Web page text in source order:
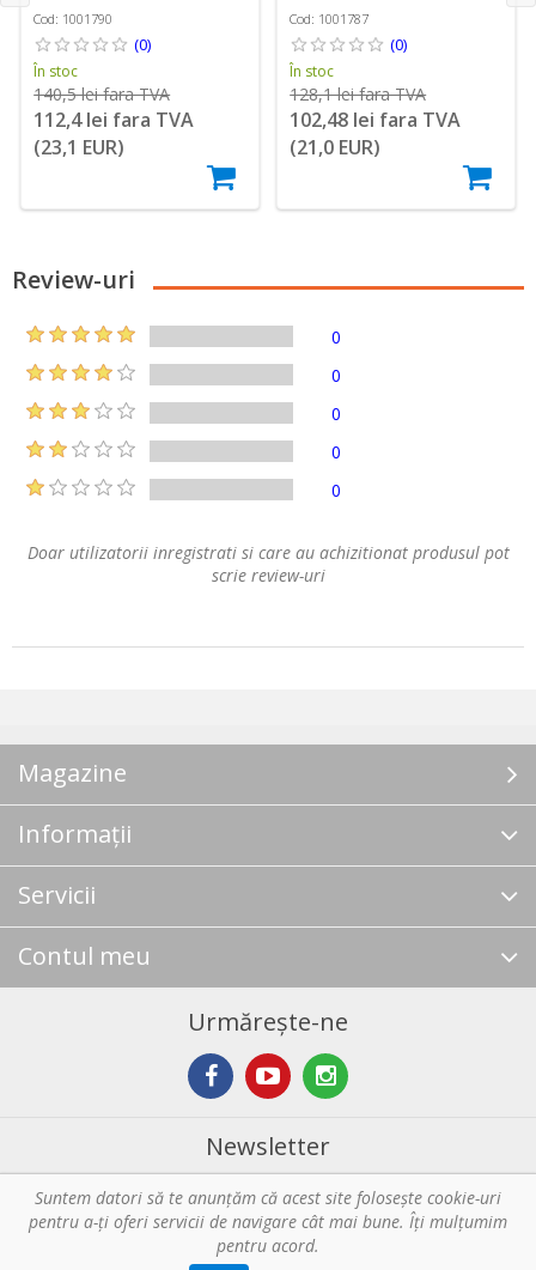
Cod: 1001790
(0)
În stoc
140,5 lei fara TVA
112,4 lei fara TVA
(23,1 EUR)
Cod: 1001787
(0)
În stoc
128,1 lei fara TVA
102,48 lei fara TVA
(21,0 EUR)
Review-uri
0
0
0
0
0
Doar utilizatorii inregistrati si care au achizitionat produsul pot
scrie review-uri
Magazine
Informații
Servicii
Contul meu
Urmărește-ne
Newsletter
Abonare
Copyright © 2026 Horeca - Pentru profesionistii din bucatarie. Toate
Suntem datori să te anunţăm că acest site foloseşte cookie-uri
pentru a-ți oferi servicii de navigare cât mai bune. Îţi mulțumim
pentru acord.